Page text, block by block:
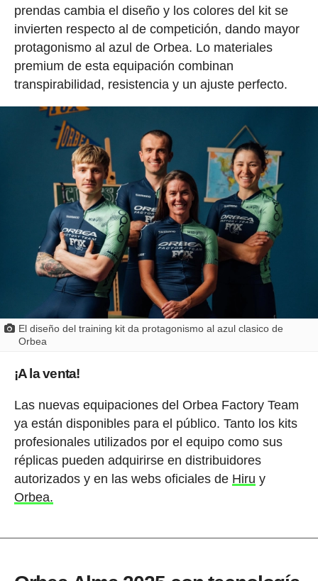
prendas cambia el diseño y los colores del kit se
invierten respecto al de competición, dando mayor
protagonismo al azul de Orbea. Lo materiales
premium de esta equipación combinan
transpirabilidad, resistencia y un ajuste perfecto.
El diseño del training kit da protagonismo al azul clasico de
Orbea
¡A la venta!
Las nuevas equipaciones del Orbea Factory Team
ya están disponibles para el público. Tanto los kits
profesionales utilizados por el equipo como sus
réplicas pueden adquirirse en distribuidores
autorizados y en las webs oficiales de Hiru y
Orbea.